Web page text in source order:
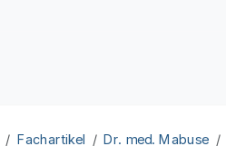
Fachartikel Dr. med. Mabuse